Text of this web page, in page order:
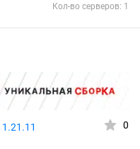
Кол-во серверов: 1
1.21.11 0